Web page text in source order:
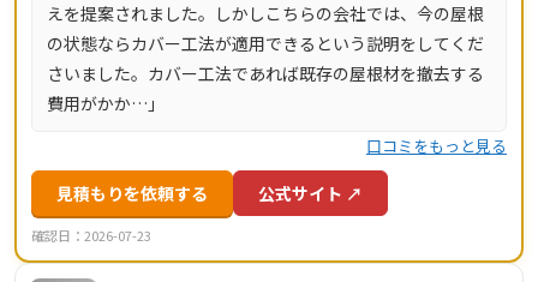
えを提案されました。しかしこちらの会社では、今の屋根
の状態ならカバー工法が適用できるという説明をしてくだ
さいました。カバー工法であれば既存の屋根材を撤去する
費用がかか…」
口コミをもっと見る
見積もりを依頼する 公式サイト ↗
確認日：2026-07-23